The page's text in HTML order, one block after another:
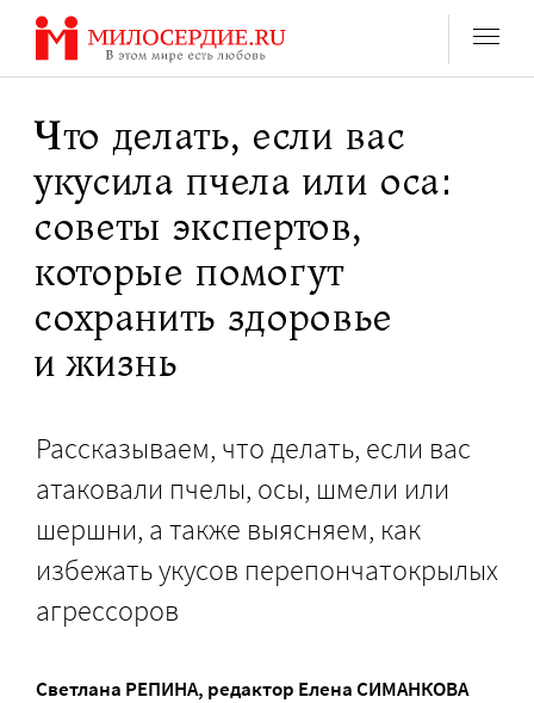
Перейти
содержанию
Что делать, если вас
укусила пчела или оса:
советы экспертов,
которые помогут
сохранить здоровье
и жизнь
Рассказываем, что делать, если вас
атаковали пчелы, осы, шмели или
шершни, а также выясняем, как
избежать укусов перепончатокрылых
агрессоров
Светлана РЕПИНА, редактор Елена СИМАНКОВА